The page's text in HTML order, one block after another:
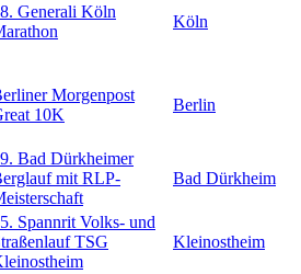
Generali Köln
Köln
Morgenpost
10K
Berlin
Bad Dürkheimer
mit RLP-
Bad Dürkheim
Spannrit Volks- und
TSG
Kleinostheim